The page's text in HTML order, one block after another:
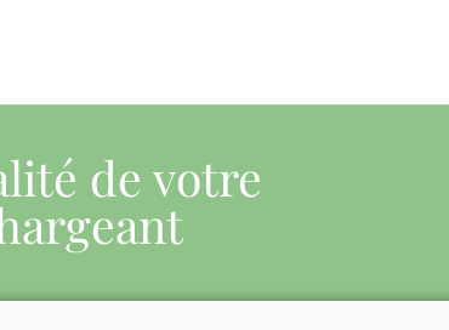
de votre